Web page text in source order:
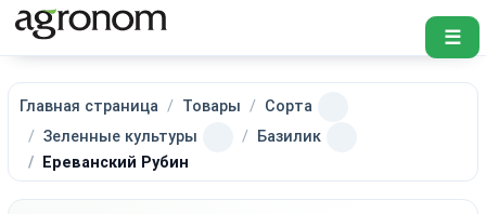
☰
Главная страница Товары
Сорта
Зеленные культуры
Базилик
Ереванский Рубин